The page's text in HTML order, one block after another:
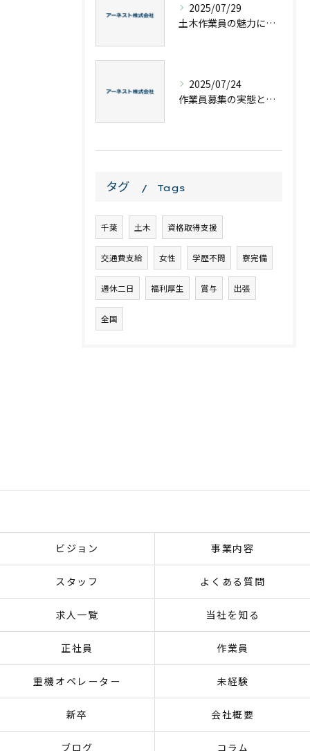
2025/07/29
土木作業員の魅力に迫るやりがいやキャリアアップ実例を徹底解説
2025/07/24
作業員募集の実態と年収や適性安全対策まで徹底解説
タグ Tags
千葉 土木 資格取得支援
交通費支給 女性 学歴不問 寮完備
週休二日 福利厚生 賞与 出張
全国
ビジョン 事業内容
スタッフ よくある質問
求人一覧 当社を知る
正社員 作業員
重機オペレーター 未経験
新卒 会社概要
ブログ コラム